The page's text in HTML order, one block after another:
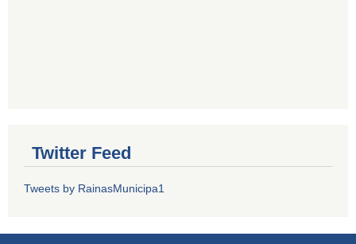
Twitter Feed
Tweets by RainasMunicipa1